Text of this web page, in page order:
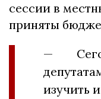
сессии в
приняты
—
изучить